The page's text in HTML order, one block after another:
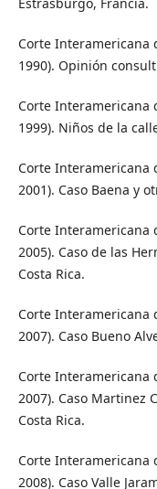
Corte Interamericana
1990). Opinión
Corte Interamericana
1999). Niños de la
Corte Interamericana
2001). Caso Baena y
Corte Interamericana
2005). Caso de las
Costa Rica.
Corte Interamericana
2007). Caso Bueno
Corte Interamericana
2007). Caso Martinez
Costa Rica.
Corte Interamericana
2008). Caso Valle